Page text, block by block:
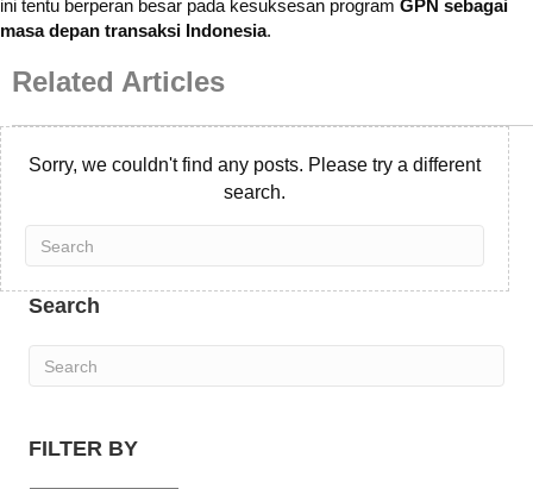
ini tentu berperan besar pada kesuksesan program GPN sebagai
masa depan transaksi Indonesia.
Related Articles
Sorry, we couldn't find any posts. Please try a different
search.
Search
FILTER BY